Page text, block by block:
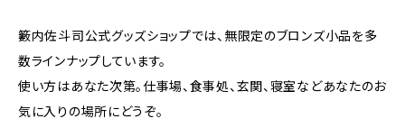
籔内佐斗司公式グッズショップでは、無限定のブロンズ小品を多
数ラインナップしています。
使い方はあなた次第。仕事場、食事処、玄関、寝室などあなたのお
気に入りの場所にどうぞ。